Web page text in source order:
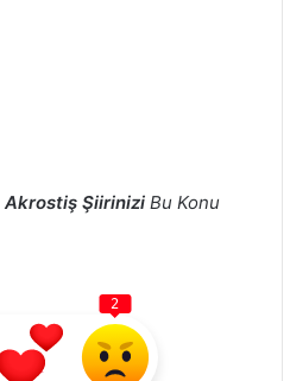
Akrostiş Şiirinizi Bu Konu
2